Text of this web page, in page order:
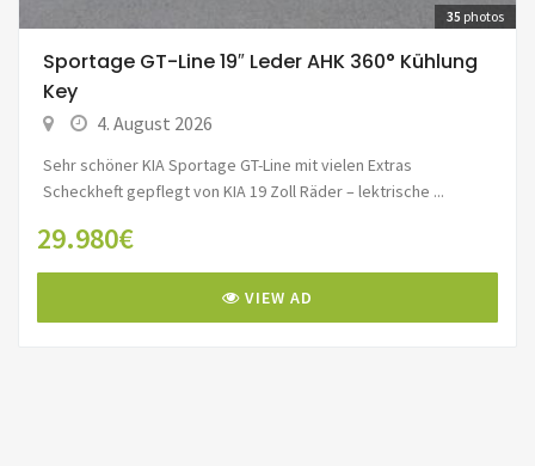
35 photos
Sportage GT-Line 19″ Leder AHK 360° Kühlung
Key
4. August 2026
Sehr schöner KIA Sportage GT-Line mit vielen Extras
Scheckheft gepflegt von KIA 19 Zoll Räder – lektrische ...
29.980€
VIEW AD